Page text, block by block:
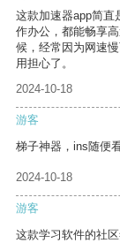
这款加速器app简直
作办公，都能畅享
候，经常因为网速
用担心了。
2024-10-18
游客
梯子神器，ins随便
2024-10-18
游客
这款学习软件的社